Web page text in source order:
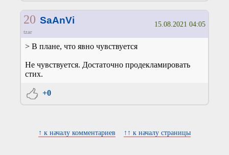
20 SaAnVi
tzar
15.08.2021 04:05
> В плане, что явно чувствуется
Не чувствуется. Достаточно продекламировать
стих.
+0
↑ к началу комментариев ↑↑ к началу страницы